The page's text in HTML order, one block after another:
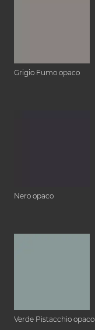
Grigio Fumo opaco
Nero opaco
Verde Pistacchio opaco